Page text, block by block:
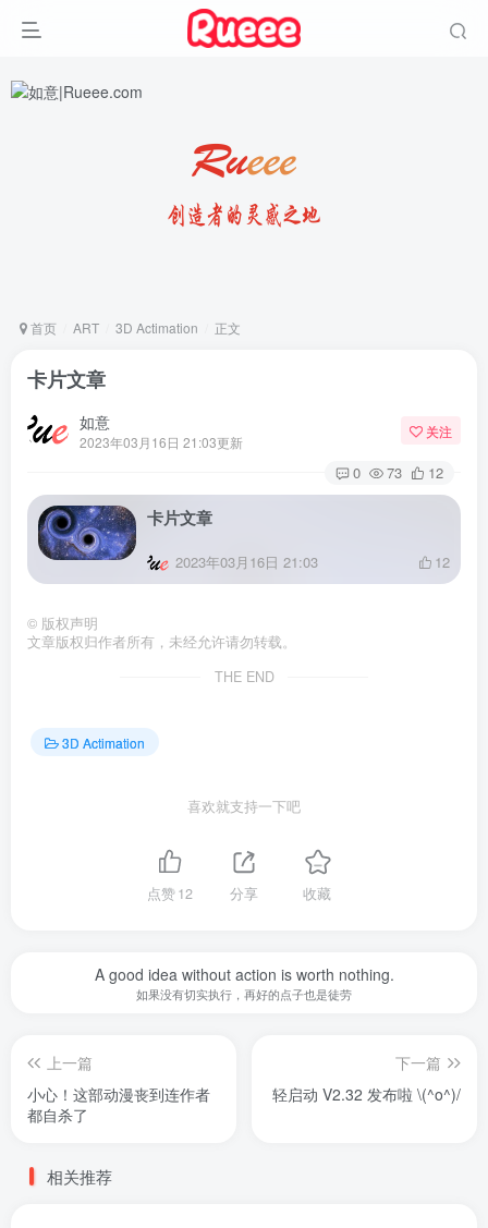
首页 ART 3D Actimation 正文
卡片文章
如意
2023年03月16日 21:03更新
关注
0 73 12
卡片文章
2023年03月16日 21:03 12
© 版权声明
文章版权归作者所有，未经允许请勿转载。
THE END
3D Actimation
喜欢就支持一下吧
点赞12 分享 收藏
A good idea without action is worth nothing.
如果没有切实执行，再好的点子也是徒劳
上一篇
小心！这部动漫丧到连作者
都自杀了
下一篇
轻启动 V2.32 发布啦 \(^o^)/
相关推荐